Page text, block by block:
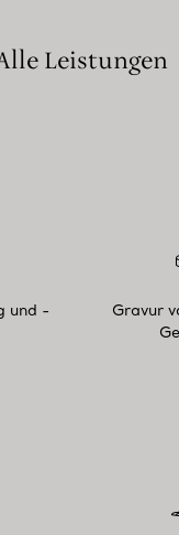
Leistungen
und -
Gravur